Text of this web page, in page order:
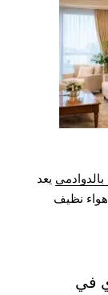
يعد
نظيف
في